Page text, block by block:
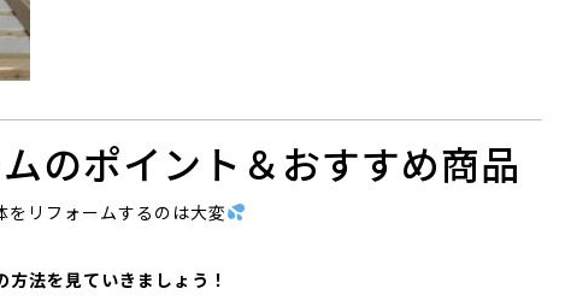
のポイント＆おすすめ商品
をリフォームするのは大変
法を見ていきましょう！